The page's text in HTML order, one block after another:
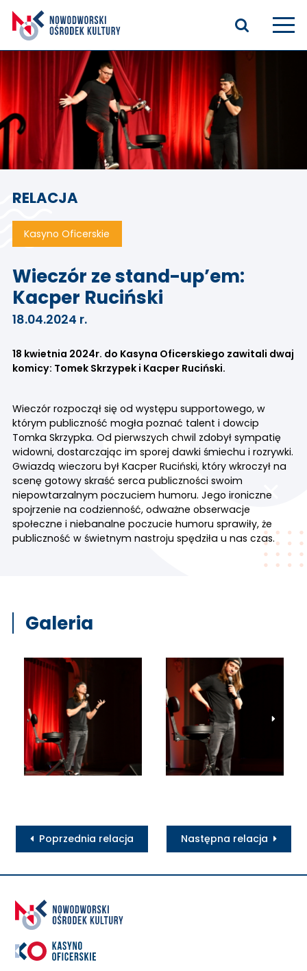
Aktualności
Kasyno Oficerskie
Kino
Bilety
Zajęcia stałe
Kontakt
RELACJA
Kasyno Oficerskie
Wieczór ze stand-up’em:
Kacper Ruciński
18.04.2024 r.
18 kwietnia 2024r. do Kasyna Oficerskiego zawitali dwaj
komicy: Tomek Skrzypek i Kacper Ruciński.
Wieczór rozpoczął się od występu supportowego, w
którym publiczność mogła poznać talent i dowcip
Tomka Skrzypka. Od pierwszych chwil zdobył sympatię
widowni, dostarczając im sporej dawki śmiechu i rozrywki.
Gwiazdą wieczoru był Kacper Ruciński, który wkroczył na
scenę gotowy skraść serca publiczności swoim
niepowtarzalnym poczuciem humoru. Jego ironiczne
spojrzenie na codzienność, odważne obserwacje
społeczne i niebanalne poczucie humoru sprawiły, że
publiczność w świetnym nastroju spędziła u nas czas.
Galeria
Poprzednia relacja Następna relacja